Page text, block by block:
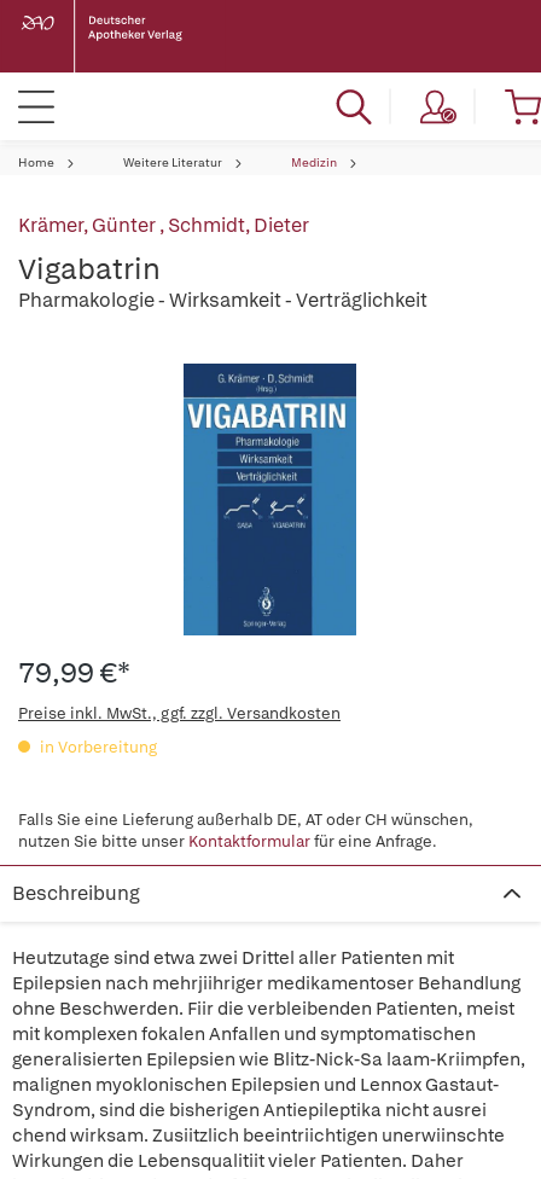
Home Weitere Literatur Medizin
Krämer, Günter,Schmidt, Dieter
Vigabatrin
Pharmakologie - Wirksamkeit - Verträglichkeit
79,99 €*
Preise inkl. MwSt., ggf. zzgl. Versandkosten
in Vorbereitung
Falls Sie eine Lieferung außerhalb DE, AT oder CH wünschen,
nutzen Sie bitte unser Kontaktformularfür eine Anfrage.
Beschreibung
Heutzutage sind etwa zwei Drittel aller Patienten mit
Epilepsien nach mehrjiihriger medikamentoser Behandlung
ohne Beschwerden. Fiir die verbleibenden Patienten, meist
mit komplexen fokalen Anfallen und symptomatischen
generalisierten Epilepsien wie Blitz-Nick-Sa laam-Kriimpfen,
malignen myoklonischen Epilepsien und Lennox Gastaut-
Syndrom, sind die bisherigen Antiepileptika nicht ausrei
chend wirksam. Zusiitzlich beeintriichtigen unerwiinschte
Wirkungen die Lebensqualitiit vieler Patienten. Daher